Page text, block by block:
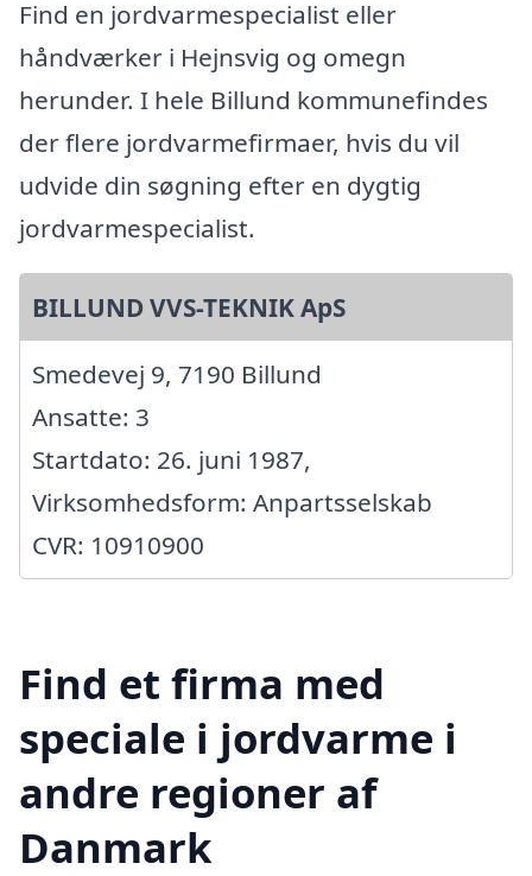
Find en jordvarmespecialist eller
håndværker i Hejnsvig og omegn
herunder. I hele Billund kommunefindes
der flere jordvarmefirmaer, hvis du vil
udvide din søgning efter en dygtig
jordvarmespecialist.
BILLUND VVS-TEKNIK ApS
Smedevej 9, 7190 Billund
Ansatte: 3
Startdato: 26. juni 1987,
Virksomhedsform: Anpartsselskab
CVR: 10910900
Find et firma med
speciale i jordvarme i
andre regioner af
Danmark